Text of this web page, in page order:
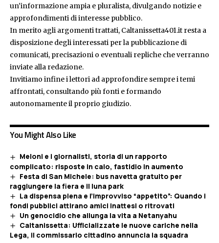
un'informazione ampia e pluralista, divulgando notizie e
approfondimenti di interesse pubblico.
In merito agli argomenti trattati, Caltanissetta401.it resta a
disposizione degli interessati per la pubblicazione di
comunicati, precisazioni o eventuali repliche che verranno
inviate alla redazione.
Invitiamo infine i lettori ad approfondire sempre i temi
affrontati, consultando più fonti e formando
autonomamente il proprio giudizio.
You Might Also Like
Meloni e i giornalisti, storia di un rapporto
complicato: risposte in calo, fastidio in aumento
Festa di San Michele: bus navetta gratuito per
raggiungere la fiera e il luna park
La dispensa piena e l’improvviso “appetito”: Quando i
fondi pubblici attirano amici inattesi o ritrovati
Un genocidio che allunga la vita a Netanyahu
Caltanissetta: Ufficializzate le nuove cariche nella
Lega, il commissario cittadino annuncia la squadra